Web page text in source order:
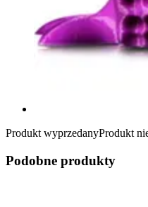
Produkt wyprzedanyProdukt
Podobne produkty